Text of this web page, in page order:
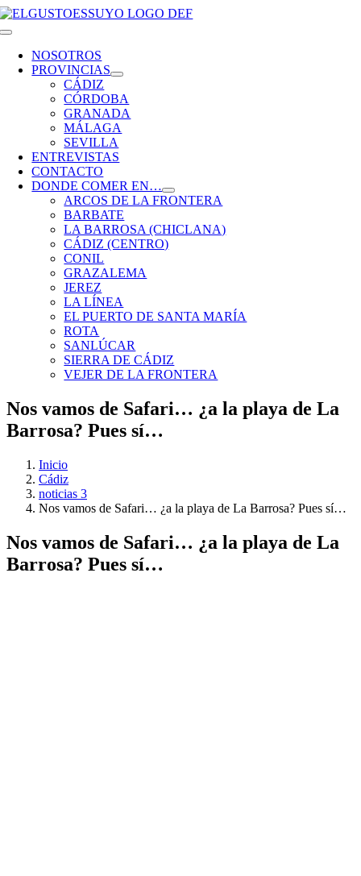
Saltar
al
Toggle
NavigationNOSOTROS
PROVINCIAS
CÁDIZ
CÓRDOBA
GRANADA
MÁLAGA
SEVILLA
ENTREVISTAS
CONTACTO
DONDE COMER EN…
ARCOS DE LA FRONTERA
BARBATE
LA BARROSA (CHICLANA)
CÁDIZ (CENTRO)
CONIL
GRAZALEMA
JEREZ
LA LÍNEA
EL PUERTO DE SANTA MARÍA
ROTA
SANLÚCAR
SIERRA DE CÁDIZ
VEJER DE LA FRONTERA
Nos vamos de Safari… ¿a la playa de La
Barrosa? Pues sí…
Inicio
Cádiz
noticias 3
Nos vamos de Safari… ¿a la playa de La Barrosa? Pues sí…
Nos vamos de Safari… ¿a la playa de La
Barrosa? Pues sí…